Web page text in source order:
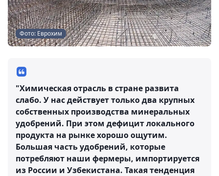
Фото: Еврохим
"Химическая отрасль в стране развита
слабо. У нас действует только два крупных
собственных производства минеральных
удобрений. При этом дефицит локального
продукта на рынке хорошо ощутим.
Большая часть удобрений, которые
потребляют наши фермеры, импортируется
из России и Узбекистана. Такая тенденция